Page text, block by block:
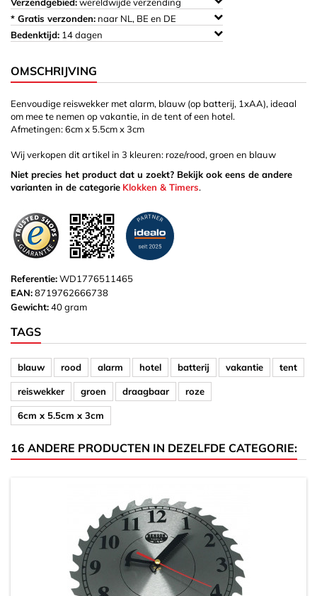
* Gratis verzonden: naar NL, BE en DE
Bedenktijd: 14 dagen
OMSCHRIJVING
Eenvoudige reiswekker met alarm, blauw (op batterij, 1xAA), ideaal
om mee te nemen op vakantie, in de tent of een hotel.
Afmetingen:6cm x 5.5cm x 3cm
Wij verkopen dit artikel in 3 kleuren: roze/rood, groen en blauw
Niet precies het product dat u zoekt? Bekijk ook eens de andere
varianten in de categorie Klokken & Timers.
Referentie:WD1776511465
EAN:8719762666738
Gewicht:40 gram
TAGS
blauw rood alarm hotel batterij vakantie tent
reiswekker groen draagbaar roze
6cm x 5.5cm x 3cm
16 ANDERE PRODUCTEN IN DEZELFDE CATEGORIE: